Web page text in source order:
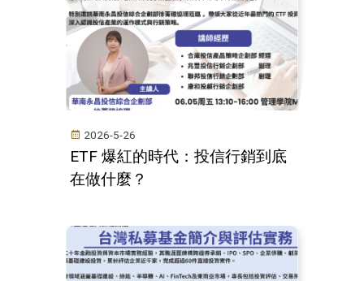
2026-5-26
ETF 爆紅的時代：投信行銷到底
在做什麼？